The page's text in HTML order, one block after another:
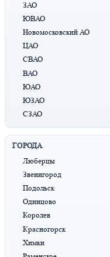
ЗАО
ЮВАО
Новомосковский АО
ЦАО
СВАО
ВАО
ЮАО
ЮЗАО
СЗАО
ГОРОДА
Люберцы
Звенигород
Подольск
Одинцово
Королев
Красногорск
Химки